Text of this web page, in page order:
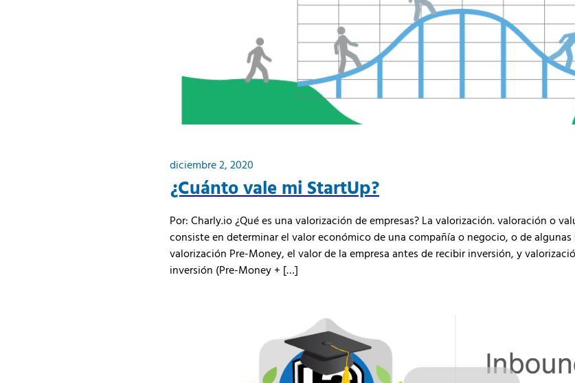
diciembre 2, 2020
¿Cuánto vale mi StartUp?
Por: Charly.io ¿Qué es una valorización de empresas? La valorización. valoración o
consiste en determinar el valor económico de una compañía o negocio, o de
valorización Pre-Money, el valor de la empresa antes de recibir inversión, y
inversión (Pre-Money + […]